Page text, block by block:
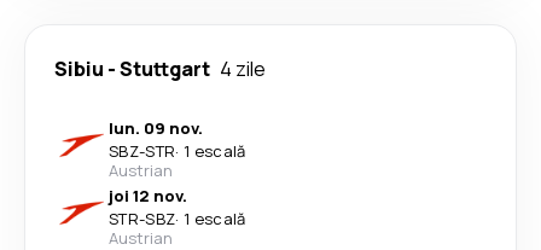
Sibiu -Stuttgart 4 zile
lun. 09 nov.
SBZ-STR· 1 escală
Austrian
joi 12 nov.
STR-SBZ· 1 escală
Austrian